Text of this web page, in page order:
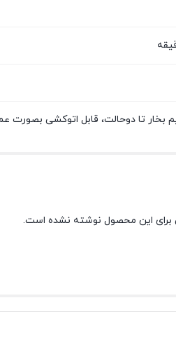
بخار تا دوحالت، قابل اتوکشی بصورت
برای این محصول نوشته نشده است.